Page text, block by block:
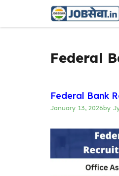
content
Federal
Federal Bank
January 13, 2026by